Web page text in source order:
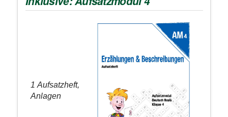
1 Aufsatzheft,
Anlagen